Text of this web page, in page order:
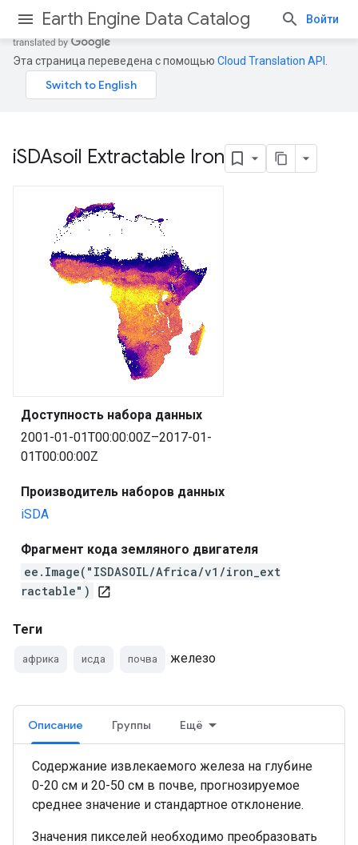
Earth Engine Data Catalog Войти
Эта страница переведена с помощью Cloud Translation API
iSDAsoil Extractable Iron
Доступность набора данных
2001-01-01T00:00:00Z–2017-01-
01T00:00:00Z
Производитель наборов данных
iSDA
Фрагмент кода земляного двигателя
ee.Image("ISDASOIL/Africa/v1/iron_ext
ractable")
open_in_new
Теги
африка исда почва железо
Описание Группы Ещё
Содержание извлекаемого железа на глубине
0-20 см и 20-50 см в почве, прогнозируемое
среднее значение и стандартное отклонение.
Значения пикселей необходимо преобразовать